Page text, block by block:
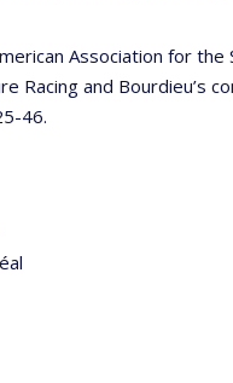
Association for the
Racing and Bourdieu’s
46.